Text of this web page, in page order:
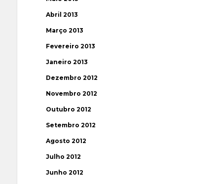
Abril 2013
Março 2013
Fevereiro 2013
Janeiro 2013
Dezembro 2012
Novembro 2012
Outubro 2012
Setembro 2012
Agosto 2012
Julho 2012
Junho 2012